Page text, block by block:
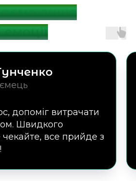
лише
допоміг витрачати
Швидкого
чекайте, все прийде з